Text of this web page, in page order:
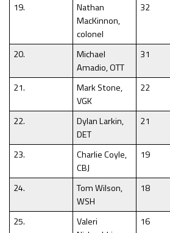
19.
Nathan
MacKinnon,
colonel
32
20.
Michael
Amadio, OTT
31
21.
Mark Stone,
VGK
22
22.
Dylan Larkin,
DET
21
23.
Charlie Coyle,
CBJ
19
24.
Tom Wilson,
WSH
18
25.
Valeri
16